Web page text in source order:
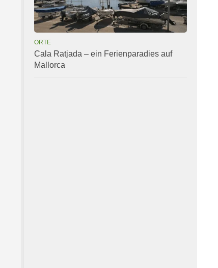
ORTE
Cala Ratjada – ein Ferienparadies auf
Mallorca